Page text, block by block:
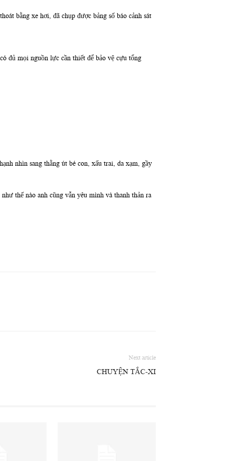
bằng xe hơi, đã chụp được bảng số báo cảnh sát
đủ mọi nguồn lực cần thiết để bảo vệ cựu tổng
nhìn sang thằng út bé con, xấu trai, da xạm, gầy
thế nào anh cũng vẫn yêu mình và thanh thản ra
Next article
CHUYỆN TẮC-XI